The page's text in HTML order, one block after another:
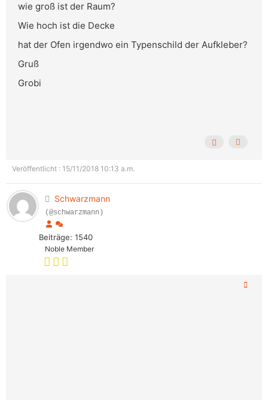
wie groß ist der Raum?
Wie hoch ist die Decke
hat der Ofen irgendwo ein Typenschild der Aufkleber?
Gruß
Grobi
Veröffentlicht : 15/11/2018 10:13 a.m.
Schwarzmann
(@schwarzmann)
Beiträge: 1540
Noble Member